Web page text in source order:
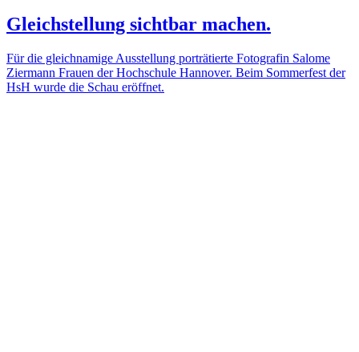
Gleichstellung sichtbar machen.
Für die gleichnamige Ausstellung porträtierte Fotografin Salome
Ziermann Frauen der Hochschule Hannover. Beim Sommerfest der
HsH wurde die Schau eröffnet.